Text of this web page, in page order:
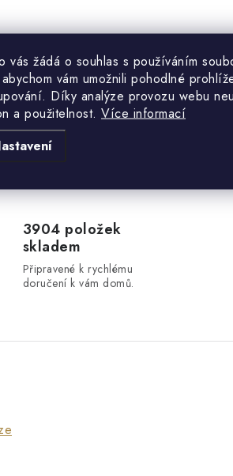
vás žádá o souhlas s používáním
vám umožnili pohodlné
Díky analýze provozu webu
a použitelnost. Více informací
p
v
k
y
v
p
3904 položek
skladem
Připravené k rychlému
doručení k vám domů.